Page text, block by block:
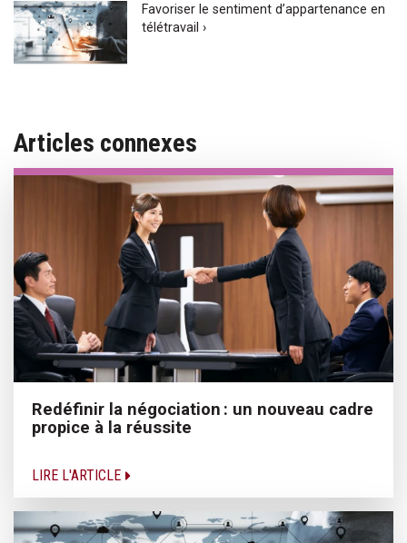
Favoriser le sentiment d’appartenance en
télétravail ›
Articles connexes
Redéfinir la négociation : un nouveau cadre
propice à la réussite
LIRE L'ARTICLE